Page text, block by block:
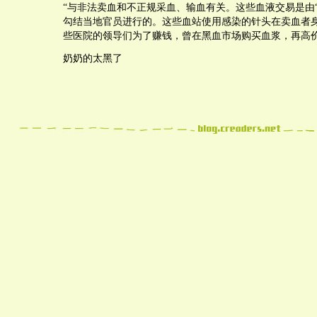
“与非法卖血和不正规采血、输血有关。这些血液交易是由
勾结当地官员进行的。这些血站使用感染的针头在卖血者
些医院的领导们为了赚钱，曾在黑血市场购买血浆，再高
奶奶的太黑了